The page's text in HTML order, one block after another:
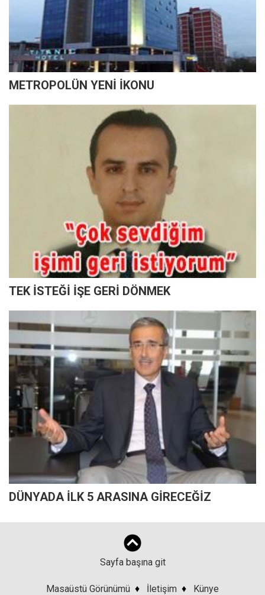
METROPOLÜN YENİ İKONU
TEK İSTEĞİ İŞE GERİ DÖNMEK
DÜNYADA İLK 5 ARASINA GİRECEĞİZ
Sayfa başına git
Masaüstü Görünümü ♦ İletişim ♦ Künye